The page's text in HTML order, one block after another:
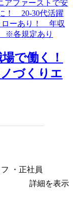
で働く！
づくりエ
・正社員
詳細を表示